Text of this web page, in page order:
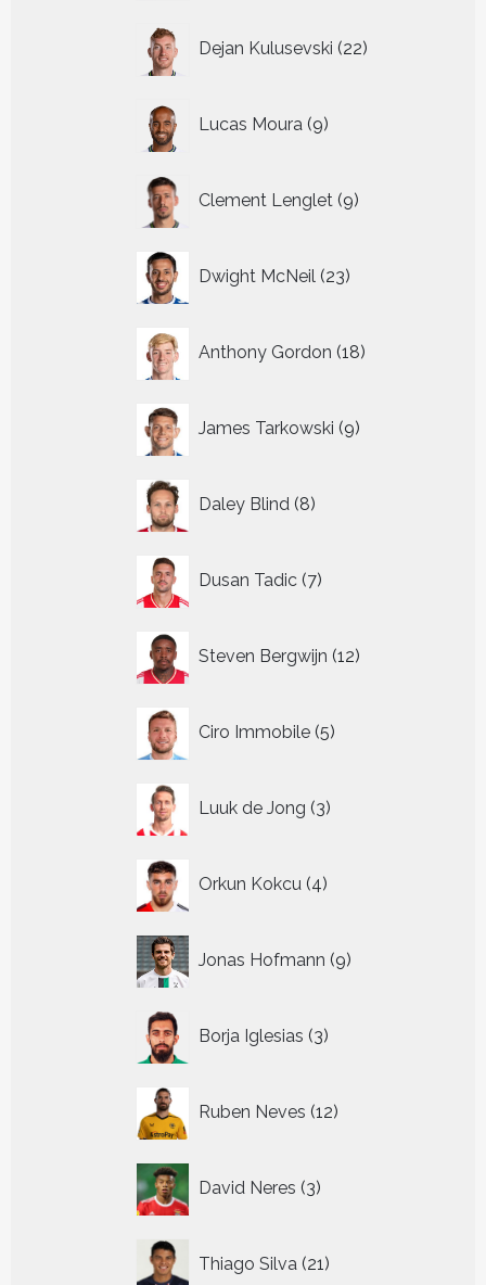
Dejan Kulusevski 22
producten
Lucas Moura 9
producten
Clement Lenglet 9
producten
Dwight McNeil 23
producten
Anthony Gordon 18
producten
James Tarkowski 9
producten
Daley Blind 8
producten
Dusan Tadic 7
producten
Steven Bergwijn 12
producten
Ciro Immobile 5
producten
Luuk de Jong 3
producten
Orkun Kokcu 4
producten
Jonas Hofmann 9
producten
Borja Iglesias 3
producten
Ruben Neves 12
producten
David Neres 3
producten
Thiago Silva 21
producten